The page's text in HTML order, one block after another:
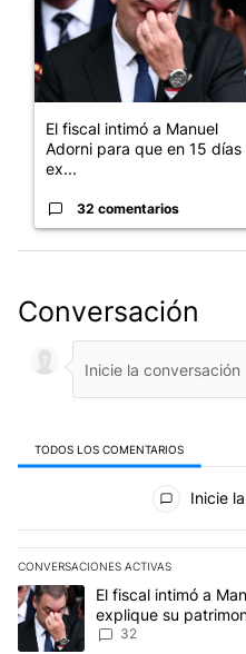
El fiscal intimó a Manuel
Adorni para que en 15 días
ex...
32 comentarios
Conversación
TODOS LOS COMENTARIOS
Todos los comentarios
Inicie
CONVERSACIONES ACTIVAS
Este listado muestra los
Un artículo de tendencia con
El fiscal intimó a
explique su
32